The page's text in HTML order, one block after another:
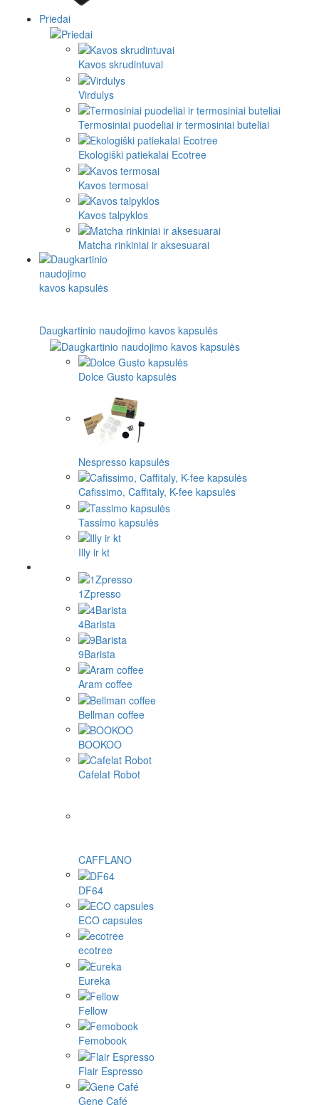
Priedai
Kavos skrudintuvai
Virdulys
Termosiniai puodeliai ir termosiniai buteliai
Ekologiški patiekalai Ecotree
Kavos termosai
Kavos talpyklos
Matcha rinkiniai ir aksesuarai
Daugkartinio naudojimo kavos kapsulės
Dolce Gusto kapsulės
Nespresso kapsulės
Cafissimo, Caffitaly, K-fee kapsulės
Tassimo kapsulės
Illy ir kt
1Zpresso
4Barista
9Barista
Aram coffee
Bellman coffee
BOOKOO
Cafelat Robot
CAFFLANO
DF64
ECO capsules
ecotree
Eureka
Fellow
Femobook
Flair Espresso
Gene Café